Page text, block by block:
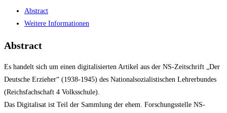
Abstract
Weitere Informationen
Abstract
Es handelt sich um einen digitalisierten Artikel aus der NS-Zeitschrift „Der
Deutsche Erzieher“ (1938-1945) des Nationalsozialistischen Lehrerbundes
(Reichsfachschaft 4 Volksschule).
Das Digitalisat ist Teil der Sammlung der ehem. Forschungsstelle NS-